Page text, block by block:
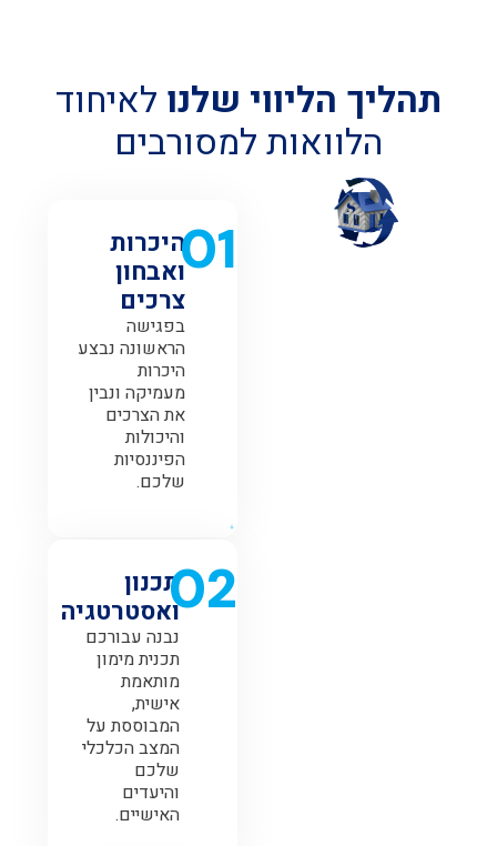
תהליך הליווי שלנו לאיחוד
הלוואות למסורבים
01היכרות
ואבחון
צרכים
בפגישה
הראשונה נבצע
היכרות
מעמיקה ונבין
את הצרכים
והיכולות
הפיננסיות
שלכם.
02תכנון
ואסטרטגיה
נבנה עבורכם
תכנית מימון
מותאמת
אישית,
המבוססת על
המצב הכלכלי
שלכם
והיעדים
האישיים.